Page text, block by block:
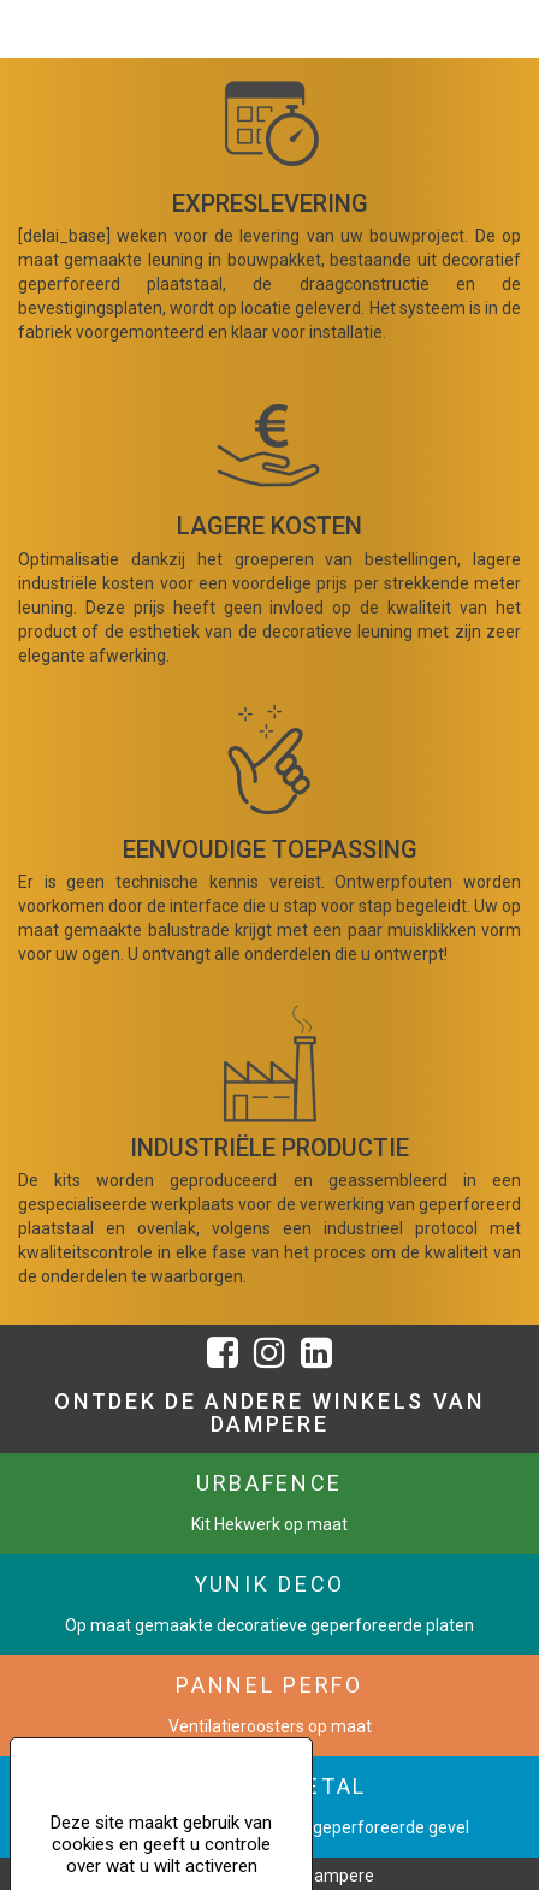
EXPRESLEVERING
[delai_base] weken voor de levering van uw bouwproject. De op
maat gemaakte leuning in bouwpakket, bestaande uit decoratief
geperforeerd plaatstaal, de draagconstructie en de
bevestigingsplaten, wordt op locatie geleverd. Het systeem is in de
fabriek voorgemonteerd en klaar voor installatie.
LAGERE KOSTEN
Optimalisatie dankzij het groeperen van bestellingen, lagere
industriële kosten voor een voordelige prijs per strekkende meter
leuning. Deze prijs heeft geen invloed op de kwaliteit van het
product of de esthetiek van de decoratieve leuning met zijn zeer
elegante afwerking.
EENVOUDIGE TOEPASSING
Er is geen technische kennis vereist. Ontwerpfouten worden
voorkomen door de interface die u stap voor stap begeleidt. Uw op
maat gemaakte balustrade krijgt met een paar muisklikken vorm
voor uw ogen. U ontvangt alle onderdelen die u ontwerpt!
INDUSTRIËLE PRODUCTIE
De kits worden geproduceerd en geassembleerd in een
gespecialiseerde werkplaats voor de verwerking van geperforeerd
plaatstaal en ovenlak, volgens een industrieel protocol met
kwaliteitscontrole in elke fase van het proces om de kwaliteit van
de onderdelen te waarborgen.
ONTDEK DE ANDERE WINKELS VAN
DAMPERE
URBAFENCE
Kit Hekwerk op maat
YUNIK DECO
Op maat gemaakte decoratieve geperforeerde platen
PANNEL PERFO
Ventilatieroosters op maat
CINETIC METAL
Verander een afbeelding in een geperforeerde gevel
Copyright © 2023 Dampere
Deze site maakt gebruik van
cookies en geeft u controle
over wat u wilt activeren